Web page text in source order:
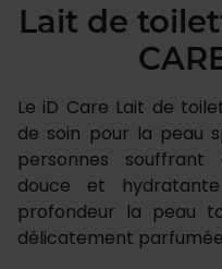
Lait de
Le iD Care Lait de
de soin pour la peau
personnes souffrant
douce et
profondeur la peau
délicatement